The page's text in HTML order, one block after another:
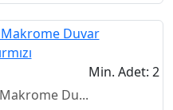
Min. Adet: 2
Du...